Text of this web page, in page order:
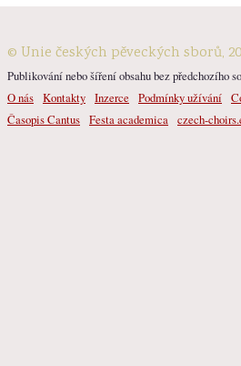
© Unie českých pěveckých sborů,
Publikování nebo šíření obsahu bez předchozího
O nás Kontakty Inzerce Podmínky užívání
Časopis Cantus Festa academica czech-